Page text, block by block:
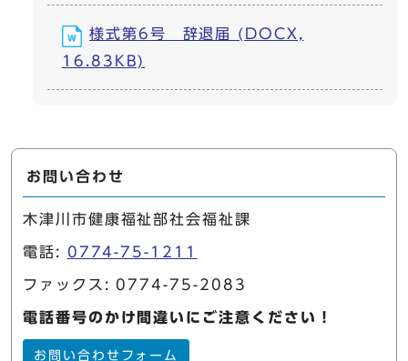
様式第6号 辞退届 (DOCX,
16.83KB)
お問い合わせ
木津川市健康福祉部社会福祉課
電話: 0774-75-1211
ファックス: 0774-75-2083
電話番号のかけ間違いにご注意ください！
お問い合わせフォーム